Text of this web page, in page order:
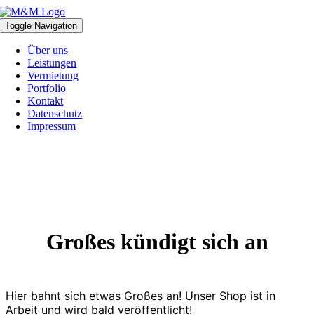
Zum
Inhalt
springen
Toggle Navigation
Über uns
Leistungen
Vermietung
Portfolio
Kontakt
Datenschutz
Impressum
Großes kündigt sich an
Hier bahnt sich etwas Großes an! Unser Shop ist in
Arbeit und wird bald veröffentlicht!